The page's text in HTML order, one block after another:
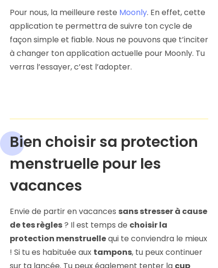
Pour nous, la meilleure reste Moonly. En effet, cette
application te permettra de suivre ton cycle de
façon simple et fiable. Nous ne pouvons que t’inciter
à changer ton application actuelle pour Moonly. Tu
verras l’essayer, c’est l’adopter.
Bien choisir sa protection
menstruelle pour les
vacances
Envie de partir en vacances sans stresser à cause
de tes règles? Il est temps de choisir la
protection menstruellequi te conviendra le mieux
! Si tu es habituée aux tampons, tu peux continuer
sur ta lancée. Tu peux également tenter la cup